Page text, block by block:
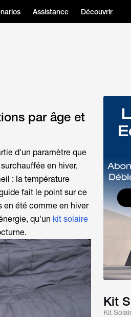
Assistance Découvrir
par âge et
d'un paramètre que
en hiver,
: la température
fait le point sur ce
en été comme en hiver
qu'un kit solaire
Kit
Kit